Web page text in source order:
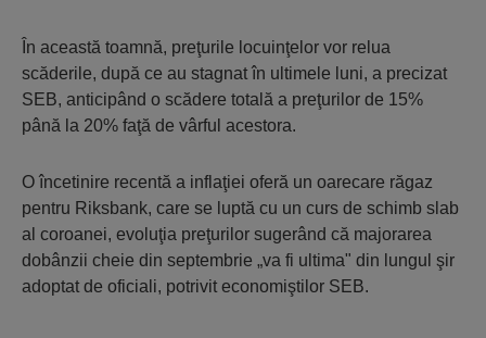
În această toamnă, preţurile locuinţelor vor relua
scăderile, după ce au stagnat în ultimele luni, a precizat
SEB, anticipând o scădere totală a preţurilor de 15%
până la 20% faţă de vârful acestora.
O încetinire recentă a inflaţiei oferă un oarecare răgaz
pentru Riksbank, care se luptă cu un curs de schimb slab
al coroanei, evoluţia preţurilor sugerând că majorarea
dobânzii cheie din septembrie „va fi ultima" din lungul şir
adoptat de oficiali, potrivit economiştilor SEB.